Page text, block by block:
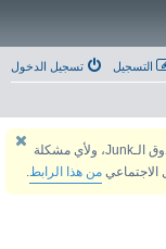
تسجيل الدخول التسجيل
يمكنك التسجيل والتفعيل عبر بريدك الالكتروني، راجع صندوق الـJunk، ولأي مشكلة
الاجتماعي من هذا الرابط.